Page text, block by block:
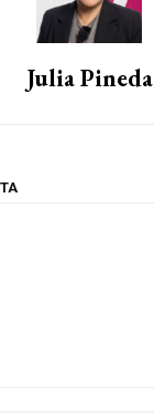
Julia Pineda